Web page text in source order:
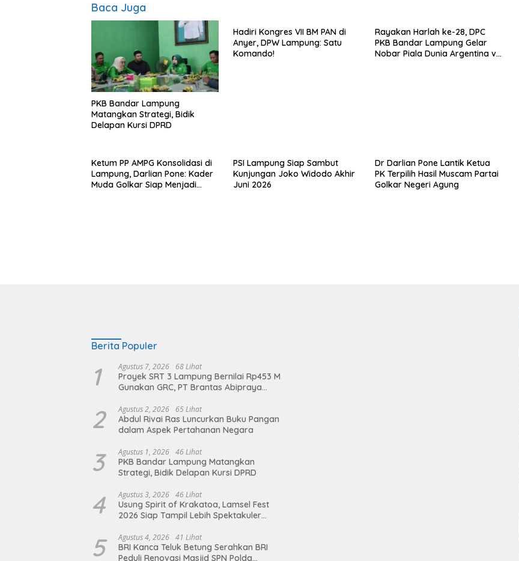
Baca Juga
PKB Bandar Lampung
Matangkan Strategi, Bidik
Delapan Kursi DPRD
Hadiri Kongres VII BM PAN di
Anyer, DPW Lampung: Satu
Komando!
Rayakan Harlah ke-28, DPC
PKB Bandar Lampung Gelar
Nobar Piala Dunia Argentina vs
Ketum PP AMPG Konsolidasi di
Lampung, Darlian Pone: Kader
Muda Golkar Siap Menjadi
PSI Lampung Siap Sambut
Kunjungan Joko Widodo Akhir
Juni 2026
Dr Darlian Pone Lantik Ketua
PK Terpilih Hasil Muscam Partai
Golkar Negeri Agung
Berita Populer
1 Agustus 7, 2026 68 Lihat
Proyek SRT 3 Lampung Bernilai Rp453 M
Gunakan GRC, PT Brantas Abipraya
2 Agustus 2, 2026 65 Lihat
Abdul Rivai Ras Luncurkan Buku Pangan
dalam Aspek Pertahanan Negara
3 Agustus 1, 2026 46 Lihat
PKB Bandar Lampung Matangkan
Strategi, Bidik Delapan Kursi DPRD
4 Agustus 3, 2026 46 Lihat
Usung Spirit of Krakatoa, Lamsel Fest
2026 Siap Tampil Lebih Spektakuler
Artis Ibu Kota
5 Agustus 4, 2026 41 Lihat
BRI Kanca Teluk Betung Serahkan BRI
Peduli Renovasi Masjid SPN Polda